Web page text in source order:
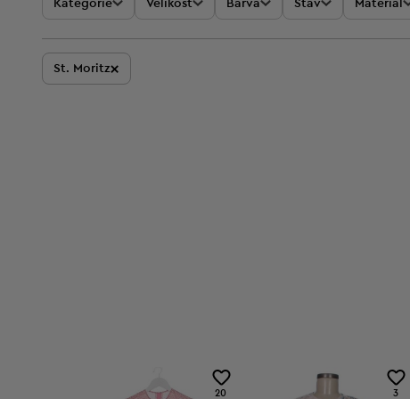
Kategorie Velikost Barva Stav Materiál
St. Moritz×
20 3